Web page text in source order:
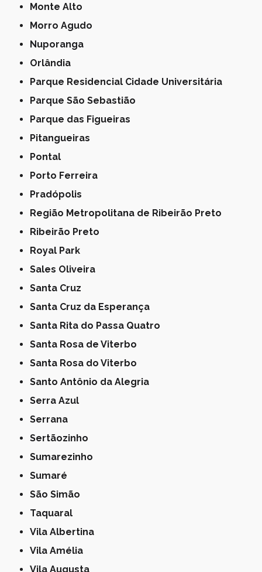
Monte Alto
Morro Agudo
Nuporanga
Orlândia
Parque Residencial Cidade Universitária
Parque São Sebastião
Parque das Figueiras
Pitangueiras
Pontal
Porto Ferreira
Pradópolis
Região Metropolitana de Ribeirão Preto
Ribeirão Preto
Royal Park
Sales Oliveira
Santa Cruz
Santa Cruz da Esperança
Santa Rita do Passa Quatro
Santa Rosa de Viterbo
Santa Rosa do Viterbo
Santo Antônio da Alegria
Serra Azul
Serrana
Sertãozinho
Sumarezinho
Sumaré
São Simão
Taquaral
Vila Albertina
Vila Amélia
Vila Augusta